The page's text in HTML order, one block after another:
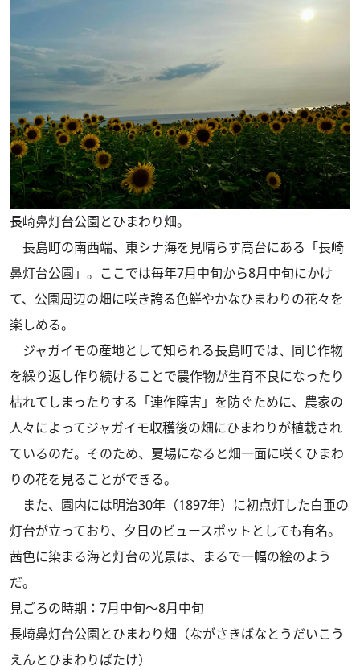
長崎鼻灯台公園とひまわり畑。
長島町の南西端、東シナ海を見晴らす高台にある「長崎
鼻灯台公園」。ここでは毎年7月中旬から8月中旬にかけ
て、公園周辺の畑に咲き誇る色鮮やかなひまわりの花々を
楽しめる。
ジャガイモの産地として知られる長島町では、同じ作物
を繰り返し作り続けることで農作物が生育不良になったり
枯れてしまったりする「連作障害」を防ぐために、農家の
人々によってジャガイモ収穫後の畑にひまわりが植栽され
ているのだ。そのため、夏場になると畑一面に咲くひまわ
りの花を見ることができる。
また、園内には明治30年（1897年）に初点灯した白亜の
灯台が立っており、夕日のビュースポットとしても有名。
茜色に染まる海と灯台の光景は、まるで一幅の絵のよう
だ。
見ごろの時期：7月中旬～8月中旬
長崎鼻灯台公園とひまわり畑（ながさきばなとうだいこう
えんとひまわりばたけ）